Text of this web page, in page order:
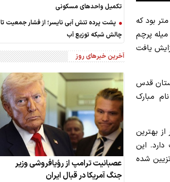
تا اواخر دهه 80 حدود 1/5 در سه متر بود که
پرچم
و عرض) پرچم نیز به سه در 4 متر افزایش یافت
قدس
مبارک
بهترین
مترمربع مساحت دارد. این
شده
تکمیل واحدهای مسکونی
پشت پرده تنش آبی نایسر؛ از فشار جمعیت تا
چالش شبکه توزیع آب
آخرین خبرهای روز
عصبانیت ترامپ از رؤیافروشی وزیر
جنگ آمریکا در قبال ایران